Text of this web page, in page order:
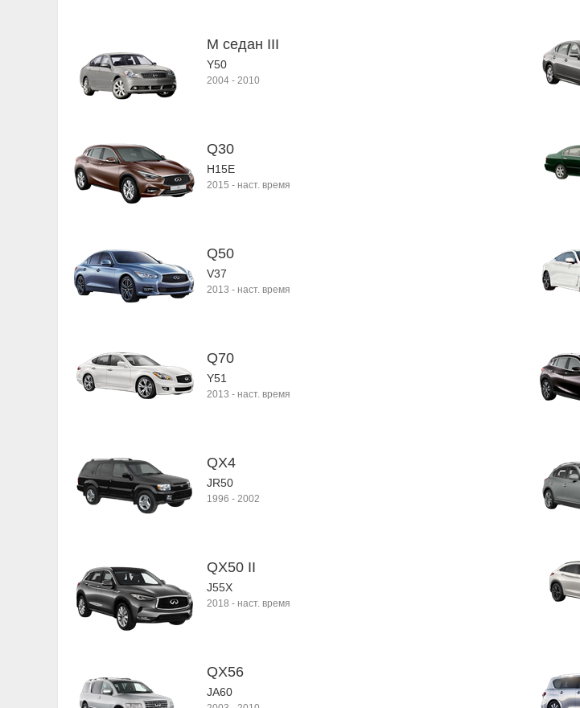
M седан III
Y50
2004 - 2010
Q30
H15E
2015 - наст. время
Q50
V37
2013 - наст. время
Q70
Y51
2013 - наст. время
QX4
JR50
1996 - 2002
QX50 II
J55X
2018 - наст. время
QX56
JA60